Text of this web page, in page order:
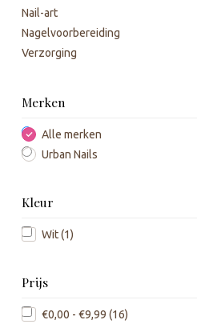
Nail-art
Nagelvoorbereiding
Verzorging
Merken
Alle merken
Urban Nails
Kleur
Wit(1)
Prijs
€0,00 - €9,99 (16)